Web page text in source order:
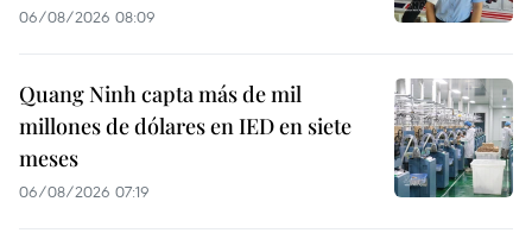
06/08/2026 08:09
Quang Ninh capta más de mil
millones de dólares en IED en siete
meses
06/08/2026 07:19